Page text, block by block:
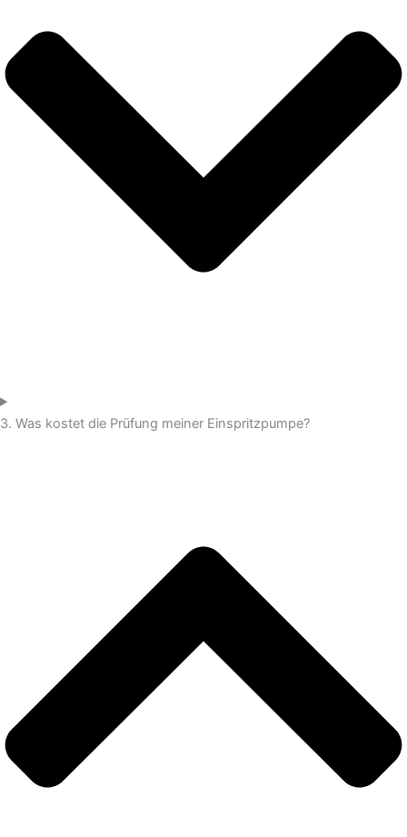
3. Was kostet die Prüfung meiner Einspritzpumpe?